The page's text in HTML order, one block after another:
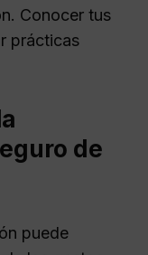
Conocer tus
prácticas
de
puede